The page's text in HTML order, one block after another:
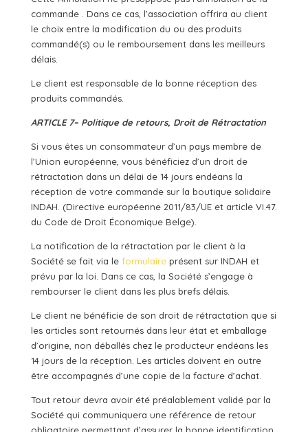
commande . Dans ce cas, l’association offrira au client
le choix entre la modification du ou des produits
commandé(s) ou le remboursement dans les meilleurs
délais.
Le client est responsable de la bonne réception des
produits commandés.
ARTICLE 7– Politique de retours, Droit de Rétractation
Si vous êtes un consommateur d’un pays membre de
l’Union européenne, vous bénéficiez d’un droit de
rétractation dans un délai de 14 jours endéans la
réception de votre commande sur la boutique solidaire
INDAH. (Directive européenne 2011/83/UE et article VI.47.
du Code de Droit Économique Belge).
La notification de la rétractation par le client à la
Société se fait via leformulaireprésent sur INDAH et
prévu par la loi. Dans ce cas, la Société s’engage à
rembourser le client dans les plus brefs délais.
Le client ne bénéficie de son droit de rétractation que si
les articles sont retournés dans leur état et emballage
d’origine, non déballés chez leproducteurendéans les
14 jours de la réception. Les articles doivent en outre
être accompagnés d’une copie de la facture d’achat.
Tout retour devra avoir été préalablement validé par la
Société qui communiquera une référence de retour